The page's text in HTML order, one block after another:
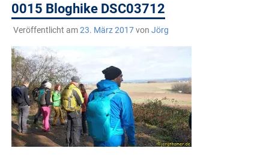
0015 Bloghike DSC03712
Veröffentlicht am23. März 2017von Jörg